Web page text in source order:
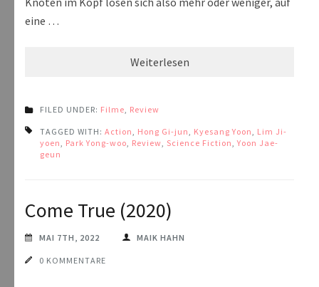
eine …
Weiterlesen
FILED UNDER: Filme Review
TAGGED WITH: Action Hong Gi-jun Kyesang Yoon
Lim Ji-
yoen
Park Yong-woo Review Science Fiction ,Yoon Jae-
geun
Come True (2020)
MAI 7TH, 2022 MAIK HAHN
0 KOMMENTARE